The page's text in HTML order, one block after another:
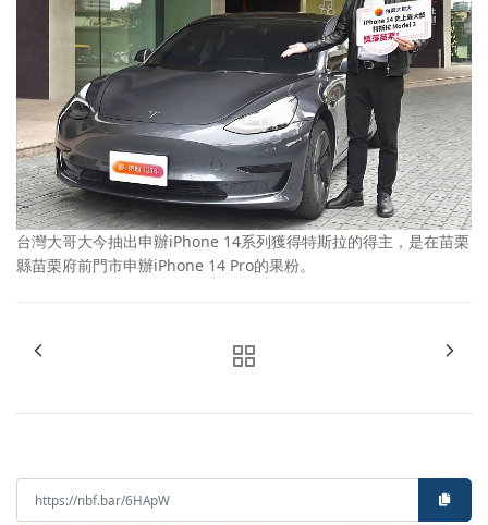
台灣大哥大今抽出申辦iPhone 14系列獲得特斯拉的得主，是在苗栗
縣苗栗府前門市申辦iPhone 14 Pro的果粉。